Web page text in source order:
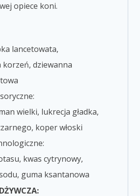
opiece koni.
lancetowata,
dziewanna
wielki, lukrecja gładka,
koper włoski
kwas cytrynowy,
guma ksantanowa